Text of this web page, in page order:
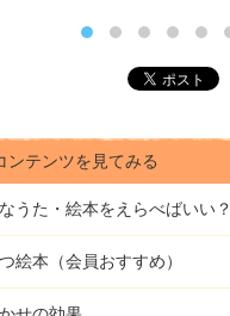
ンテンツを見てみる
うた・絵本をえらべばいい？
絵本（会員おすすめ）